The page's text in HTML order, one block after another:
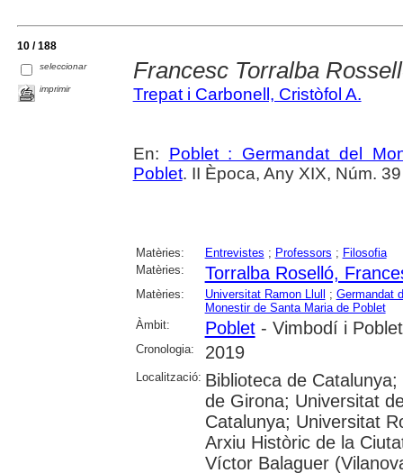
10 / 188
seleccionar
imprimir
Francesc Torralba
Trepat i Carbonell, Cristòfol A.
En: Poblet : Germandat del
Poblet. II Època, Any XIX, Núm.
Matèries: Entrevistes ; Professors ; Filosofia
Matèries:
Torralba Roselló,
Matèries: Universitat Ramon Llull ; Germandat
Monestir de Santa Maria de Poblet
Àmbit:
Poblet- Vimbodí i
Cronologia: 2019
Localització: Biblioteca de
de Girona; Universitat
Catalunya; Universitat
Arxiu Històric de la
Víctor Balaguer